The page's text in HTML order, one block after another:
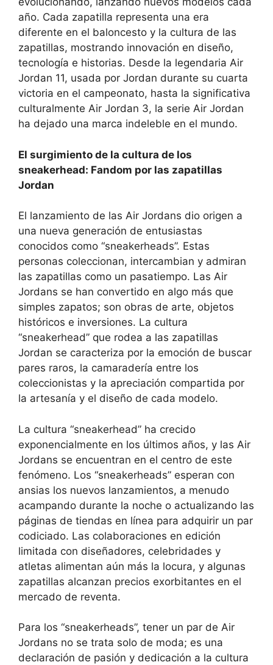
año. Cada zapatilla representa una era
diferente en el baloncesto y la cultura de las
zapatillas, mostrando innovación en diseño,
tecnología e historias. Desde la legendaria Air
Jordan 11, usada por Jordan durante su cuarta
victoria en el campeonato, hasta la significativa
culturalmente Air Jordan 3, la serie Air Jordan
ha dejado una marca indeleble en el mundo.
El surgimiento de la cultura de los
sneakerhead: Fandom por las zapatillas
Jordan
El lanzamiento de las Air Jordans dio origen a
una nueva generación de entusiastas
conocidos como “sneakerheads”. Estas
personas coleccionan, intercambian y admiran
las zapatillas como un pasatiempo. Las Air
Jordans se han convertido en algo más que
simples zapatos; son obras de arte, objetos
históricos e inversiones. La cultura
“sneakerhead” que rodea a las zapatillas
Jordan se caracteriza por la emoción de buscar
pares raros, la camaradería entre los
coleccionistas y la apreciación compartida por
la artesanía y el diseño de cada modelo.
La cultura “sneakerhead” ha crecido
exponencialmente en los últimos años, y las Air
Jordans se encuentran en el centro de este
fenómeno. Los “sneakerheads” esperan con
ansias los nuevos lanzamientos, a menudo
acampando durante la noche o actualizando las
páginas de tiendas en línea para adquirir un par
codiciado. Las colaboraciones en edición
limitada con diseñadores, celebridades y
atletas alimentan aún más la locura, y algunas
zapatillas alcanzan precios exorbitantes en el
mercado de reventa.
Para los “sneakerheads”, tener un par de Air
Jordans no se trata solo de moda; es una
declaración de pasión y dedicación a la cultura